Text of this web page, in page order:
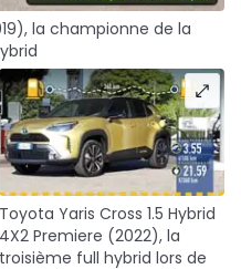
la championne de la
Toyota Yaris Cross 1.5 Hybrid
4X2 Premiere (2022), la
troisième full hybrid lors de